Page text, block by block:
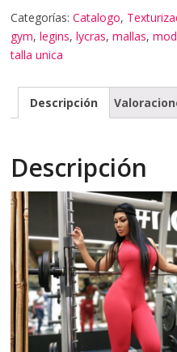
Categorías:Catalogo,
gym,legins,lycras,mallas,
talla unica
Descripción
Descripción